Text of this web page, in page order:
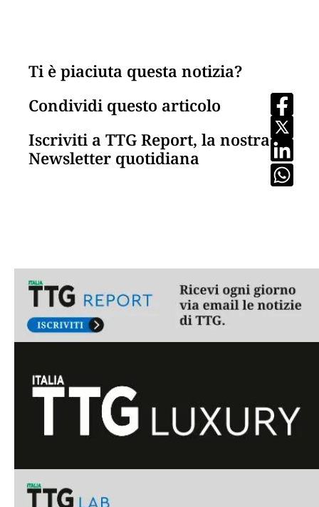
Ti è piaciuta questa notizia?
Condividi questo articolo
Iscriviti a TTG Report, la nostra
Newsletter quotidiana